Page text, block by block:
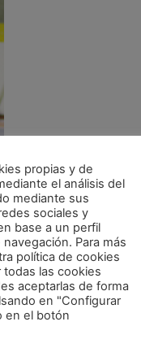
propias y de
el análisis del
mediante sus
sociales y
base a un perfil
Para más
política de cookies
todas las cookies
aceptarlas de forma
en "Configurar
en el botón